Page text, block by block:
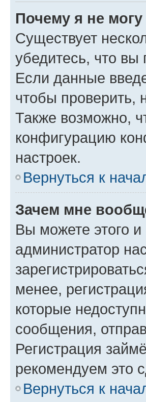
Почему я не
Существует
убедитесь, что вы
Если данные
чтобы проверить,
Также возможно,
конфигурацию
настроек.
Вернуться к
Зачем мне
Вы можете этого и
администратор
менее,
которые
сообщения,
Регистрация
рекомендуем это
Вернуться к